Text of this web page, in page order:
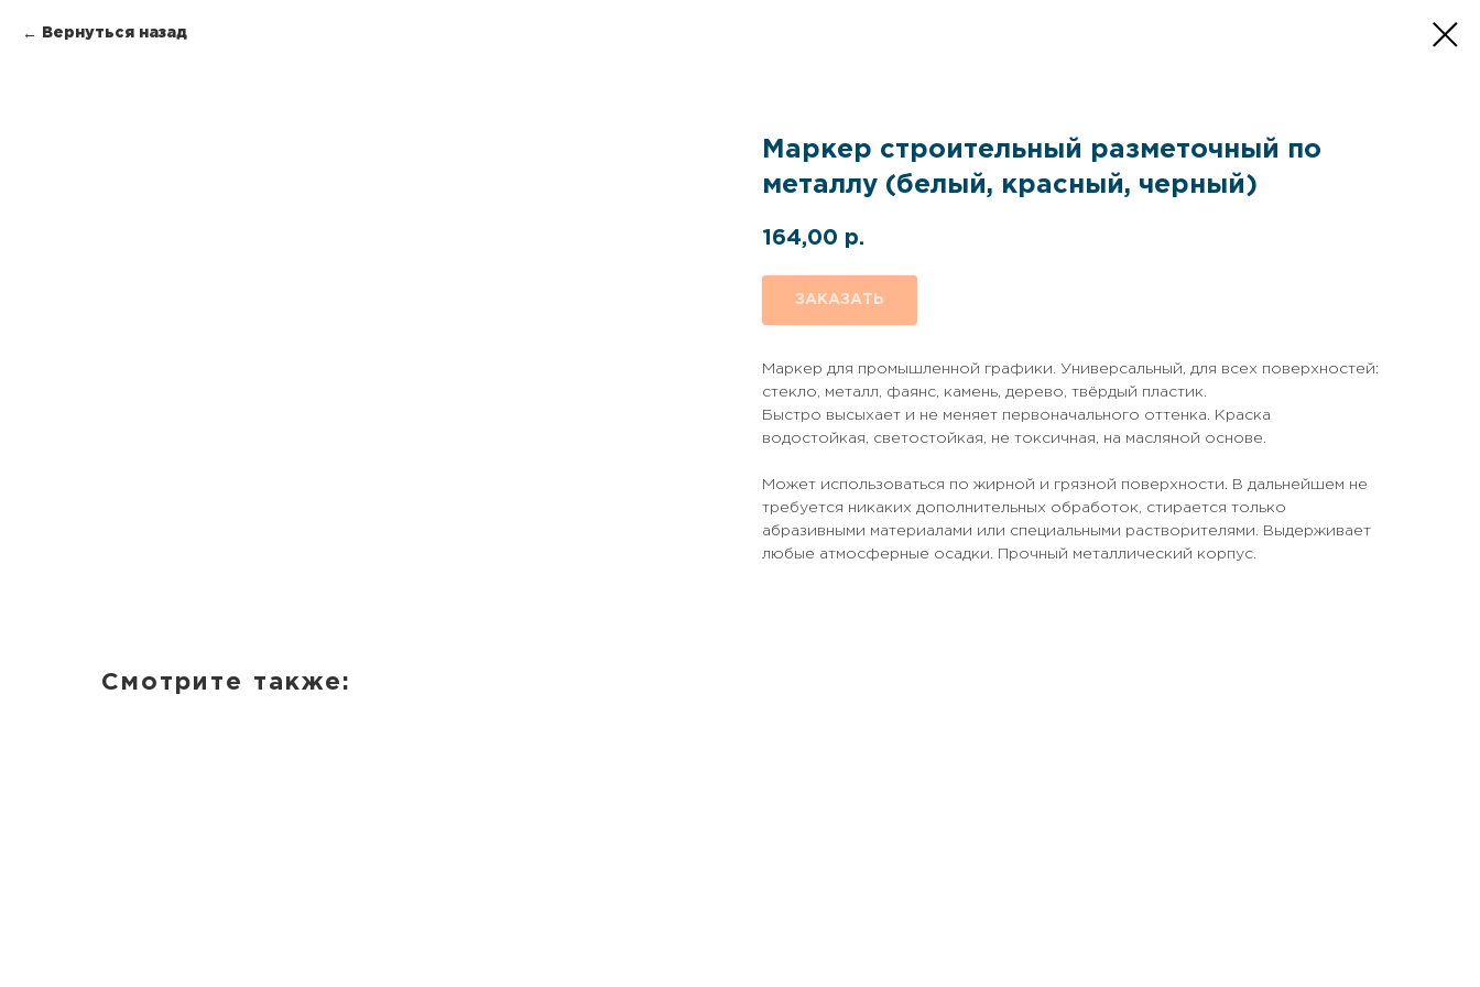
Вернуться назад
Маркер строительный разметочный по
металлу (белый, красный, черный)
164,00 р.
ЗАКАЗАТЬ
Маркер для промышленной графики. Универсальный, для всех поверхностей:
стекло, металл, фаянс, камень, дерево, твёрдый пластик.
Быстро высыхает и не меняет первоначального оттенка. Краска
водостойкая, светостойкая, не токсичная, на масляной основе.
Может использоваться по жирной и грязной поверхности. В дальнейшем не
требуется никаких дополнительных обработок, стирается только
абразивными материалами или специальными растворителями. Выдерживает
любые атмосферные осадки. Прочный металлический корпус.
Смотрите также: